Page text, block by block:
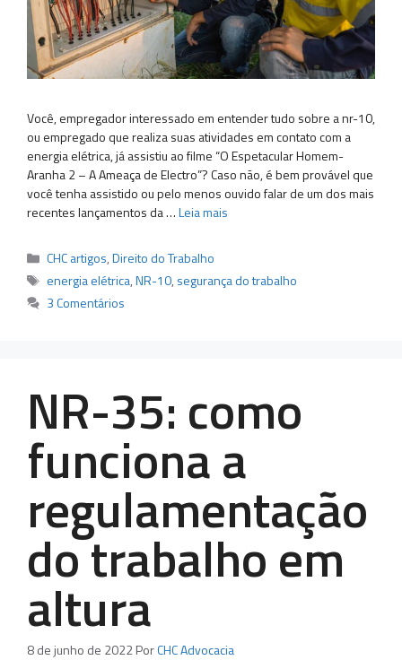
Você, empregador interessado em entender tudo sobre a nr-10,
ou empregado que realiza suas atividades em contato com a
energia elétrica, já assistiu ao filme “O Espetacular Homem-
Aranha 2 – A Ameaça de Electro”? Caso não, é bem provável que
você tenha assistido ou pelo menos ouvido falar de um dos mais
recentes lançamentos da …Leia mais
Categorias
CHC artigos,Direito do Trabalho
Tags
energia elétrica,NR-10, segurança do trabalho
3 Comentários
NR-35: como
funciona a
regulamentação
do trabalho em
altura
8 de junho de 2022PorCHC Advocacia